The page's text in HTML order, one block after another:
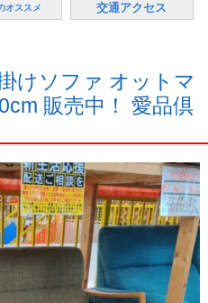
オススメ 交通アクセス
けソファ オットマ
販売中！ 愛品倶